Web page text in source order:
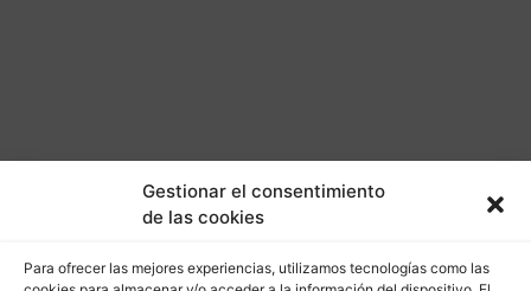
Gestionar el consentimiento
de las cookies
Para ofrecer las mejores experiencias, utilizamos tecnologías como las